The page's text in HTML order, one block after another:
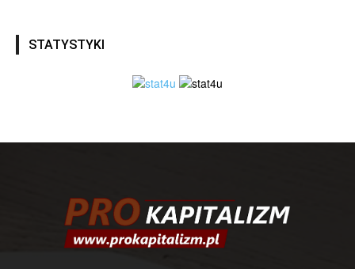
STATYSTYKI